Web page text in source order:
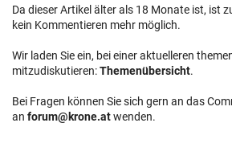
Da dieser Artikel älter als 18 Monate ist, ist
kein Kommentieren mehr möglich.
Wir laden Sie ein, bei einer aktuelleren
mitzudiskutieren:Themenübersicht.
Bei Fragen können Sie sich gern an das
an forum@krone.atwenden.